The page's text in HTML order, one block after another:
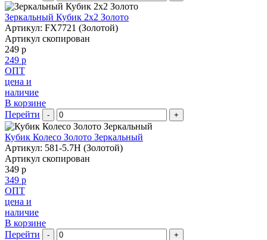
Зеркальный Кубик 2х2 Золото
Артикул: FX7721 (Золотой)
Артикул скопирован
249 р
249 р
ОПТ
цена и
наличие
В корзине
Перейти
- +
Кубик Колесо Золото Зеркальный
Артикул: 581-5.7H (Золотой)
Артикул скопирован
349 р
349 р
ОПТ
цена и
наличие
В корзине
Перейти
- +